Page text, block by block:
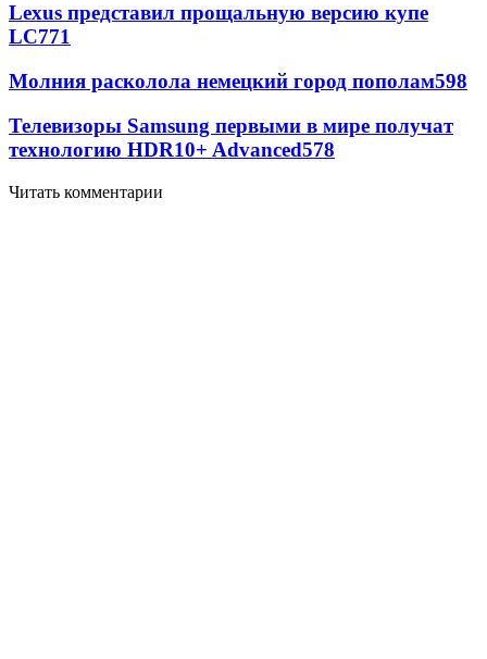
Lexus представил прощальную версию купе
LC771
Молния расколола немецкий город пополам598
Телевизоры Samsung первыми в мире получат
технологию HDR10+ Advanced578
Читать комментарии